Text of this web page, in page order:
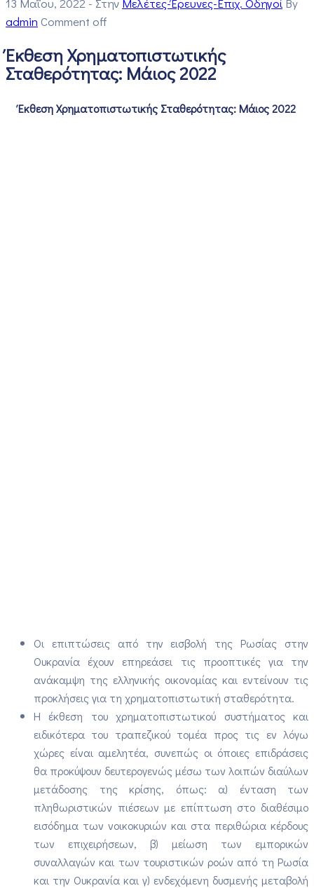
admin Comment off
Έκθεση Χρηματοπιστωτικής
Σταθερότητας: Μάιος 2022
Έκθεση Χρηματοπιστωτικής Σταθερότητας: Μάιος 2022
Οι επιπτώσεις από την εισβολή της Ρωσίας στην
Ουκρανία έχουν επηρεάσει τις προοπτικές για την
ανάκαμψη της ελληνικής οικονομίας και εντείνουν τις
προκλήσεις για τη χρηματοπιστωτική σταθερότητα.
Η έκθεση του χρηματοπιστωτικού συστήματος και
ειδικότερα του τραπεζικού τομέα προς τις εν λόγω
χώρες είναι αμελητέα, συνεπώς οι όποιες επιδράσεις
θα προκύψουν δευτερογενώς μέσω των λοιπών διαύλων
μετάδοσης της κρίσης, όπως: α) ένταση των
πληθωριστικών πιέσεων με επίπτωση στο διαθέσιμο
εισόδημα των νοικοκυριών και στα περιθώρια κέρδους
των επιχειρήσεων, β) μείωση των εμπορικών
συναλλαγών και των τουριστικών ροών από τη Ρωσία
και την Ουκρανία και γ) ενδεχόμενη δυσμενής μεταβολή